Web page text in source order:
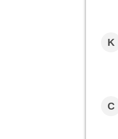
K
C